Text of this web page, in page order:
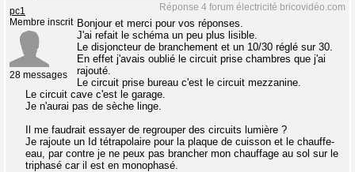
Réponse 4 forum électricité bricovidéo.com
pc1
Membre inscrit
28 messages
Bonjour et merci pour vos réponses.
J'ai refait le schéma un peu plus lisible.
Le disjoncteur de branchement et un 10/30 réglé sur 30.
En effet j'avais oublié le circuit prise chambres que j'ai
rajouté.
Le circuit prise bureau c'est le circuit mezzanine.
Le circuit cave c'est le garage.
Je n'aurai pas de sèche linge.
Il me faudrait essayer de regrouper des circuits lumière ?
Je rajoute un Id tétrapolaire pour la plaque de cuisson et le chauffe-
eau, par contre je ne peux pas brancher mon chauffage au sol sur le
triphasé car il est en monophasé.